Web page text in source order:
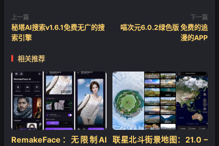
上一篇
秘塔AI搜索v1.6.1免费无广的搜
索引擎
下一篇
喵次元6.0.2绿色版 免费的追
漫的APP
相关推荐
RemakeFace：无限制AI
联星北斗街景地图：21.0 –